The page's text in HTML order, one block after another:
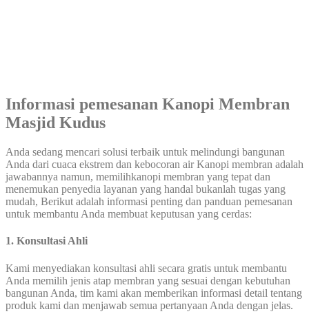
Informasi pemesanan Kanopi Membran
Masjid Kudus
Anda sedang mencari solusi terbaik untuk melindungi bangunan
Anda dari cuaca ekstrem dan kebocoran air Kanopi membran adalah
jawabannya namun, memilihkanopi membran yang tepat dan
menemukan penyedia layanan yang handal bukanlah tugas yang
mudah, Berikut adalah informasi penting dan panduan pemesanan
untuk membantu Anda membuat keputusan yang cerdas:
1. Konsultasi Ahli
Kami menyediakan konsultasi ahli secara gratis untuk membantu
Anda memilih jenis atap membran yang sesuai dengan kebutuhan
bangunan Anda, tim kami akan memberikan informasi detail tentang
produk kami dan menjawab semua pertanyaan Anda dengan jelas.